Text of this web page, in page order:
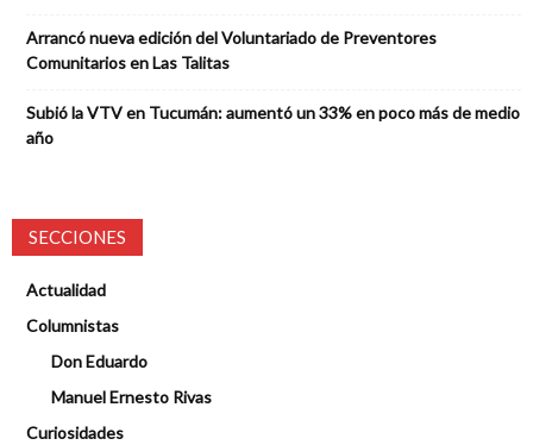
Arrancó nueva edición del Voluntariado de Preventores
Comunitarios en Las Talitas
Subió la VTV en Tucumán: aumentó un 33% en poco más de medio
año
SECCIONES
Actualidad
Columnistas
Don Eduardo
Manuel Ernesto Rivas
Curiosidades